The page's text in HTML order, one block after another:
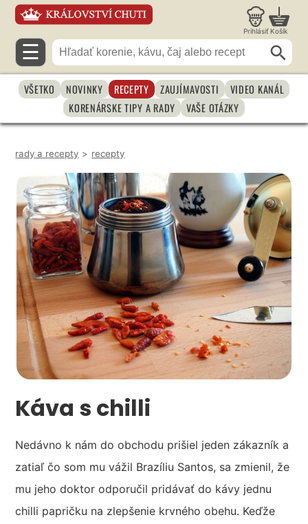
Prihlásiť Košík
☰
VŠETKO NOVINKY RECEPTY ZAUJÍMAVOSTI
VIDEO KANÁL
KORENÁRSKE TIPY A RADY
VAŠE OTÁZKY
rady a recepty > recepty
Káva s chilli
Nedávno k nám do obchodu prišiel jeden zákazník a
zatiaľ čo som mu vážil Brazíliu Santos, sa zmienil, že
mu jeho doktor odporučil pridávať do kávy jednu
chilli papričku na zlepšenie krvného obehu. Keďže